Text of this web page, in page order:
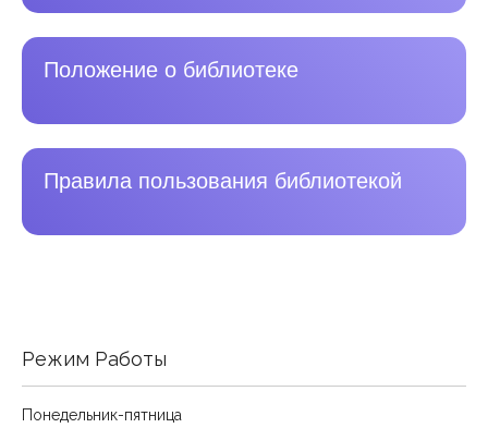
Положение о библиотеке
Правила пользования библиотекой
Режим Работы
Понедельник-пятница